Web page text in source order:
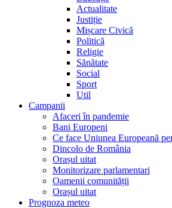
Actualitate
Justiție
Mișcare Civică
Politică
Religie
Sănătate
Social
Sport
Util
Campanii
Afaceri în pandemie
Bani Europeni
Ce face Uniunea Europeană
Dincolo de România
Orașul uitat
Monitorizare parlamentari
Oamenii comunității
Orașul uitat
Prognoza meteo